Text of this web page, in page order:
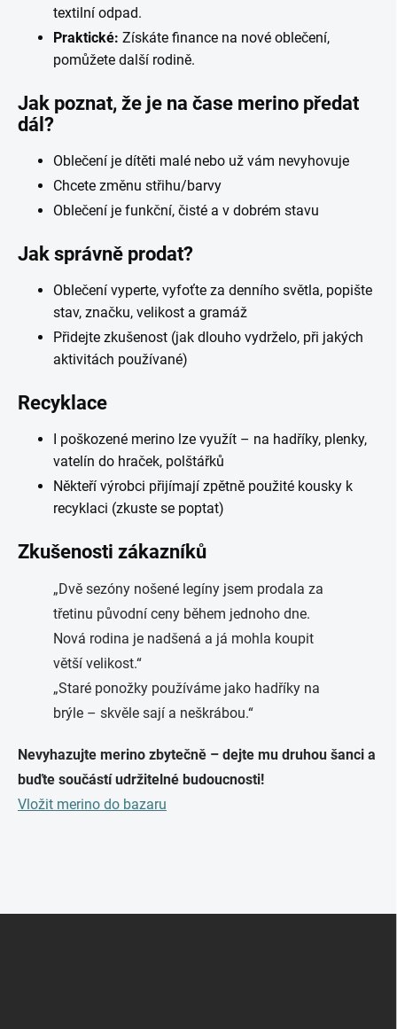
textilní odpad.
Praktické: Získáte finance na nové oblečení,
pomůžete další rodině.
Jak poznat, že je na čase merino předat
dál?
Oblečení je dítěti malé nebo už vám nevyhovuje
Chcete změnu střihu/barvy
Oblečení je funkční, čisté a v dobrém stavu
Jak správně prodat?
Oblečení vyperte, vyfoťte za denního světla, popište
stav, značku, velikost a gramáž
Přidejte zkušenost (jak dlouho vydrželo, při jakých
aktivitách používané)
Recyklace
I poškozené merino lze využít – na hadříky, plenky,
vatelín do hraček, polštářků
Někteří výrobci přijímají zpětně použité kousky k
recyklaci (zkuste se poptat)
Zkušenosti zákazníků
„Dvě sezóny nošené legíny jsem prodala za
třetinu původní ceny během jednoho dne.
Nová rodina je nadšená a já mohla koupit
větší velikost.“
„Staré ponožky používáme jako hadříky na
brýle – skvěle sají a neškrábou.“
Nevyhazujte merino zbytečně – dejte mu druhou šanci a
buďte součástí udržitelné budoucnosti!
Vložit merino do bazaru